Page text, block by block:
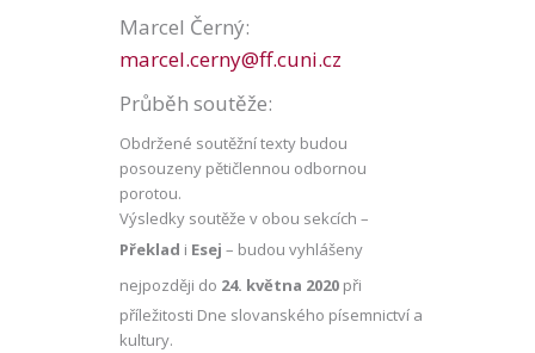
Marcel Černý:
marcel.cerny@ff.cuni.cz
Průběh soutěže:
Obdržené soutěžní texty budou
posouzeny pětičlennou odbornou
porotou.
Výsledky soutěže v obou sekcích –
Překlad i Esej – budou vyhlášeny
nejpozději do 24. května 2020 při
příležitosti Dne slovanského písemnictví a
kultury.